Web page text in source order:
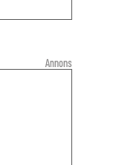
Annons